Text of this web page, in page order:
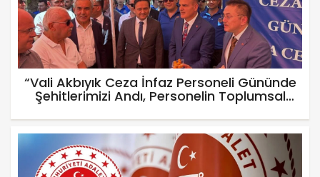
“Vali Akbıyık Ceza İnfaz Personeli Gününde
Şehitlerimizi Andı, Personelin Toplumsal